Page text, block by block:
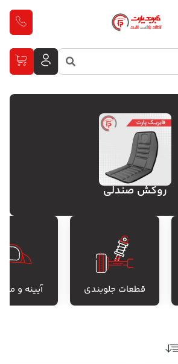
روکش صندلی
قطعات جلوبندی آیینه و